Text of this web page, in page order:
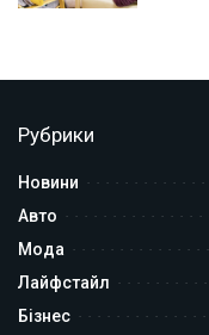
Рубрики
Новини
Авто
Мода
Лайфстайл
Бізнес